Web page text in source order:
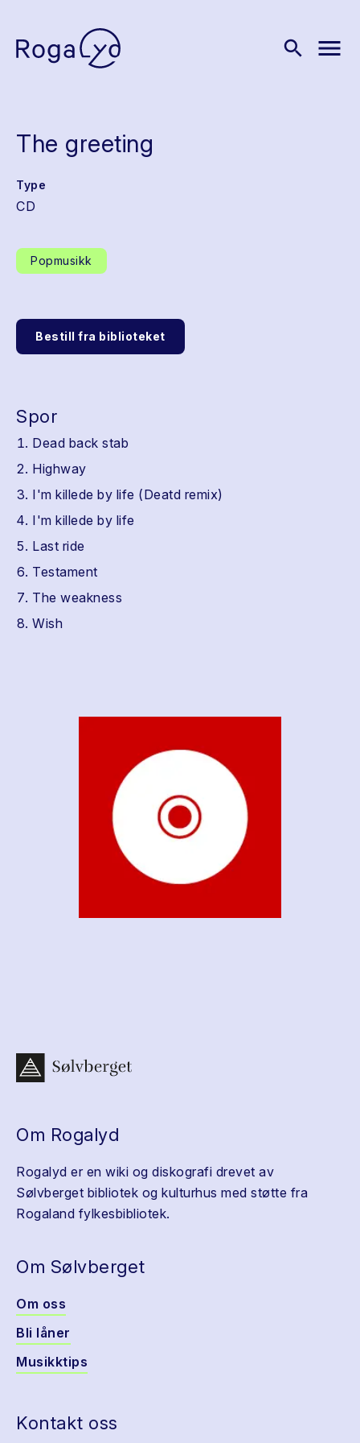
search menu
The greeting
Type
CD
Popmusikk
Bestill fra biblioteket
Spor
Dead back stab
Highway
I'm killede by life (Deatd remix)
I'm killede by life
Last ride
Testament
The weakness
Wish
Om Rogalyd
Rogalyd er en wiki og diskografi drevet av
Sølvberget bibliotek og kulturhus med støtte fra
Rogaland fylkesbibliotek.
Om Sølvberget
Om oss
Bli låner
Musikktips
Kontakt oss